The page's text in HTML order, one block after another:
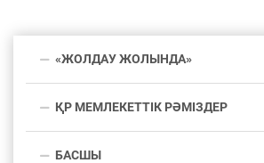
«ЖОЛДАУ ЖОЛЫНДА»
ҚР МЕМЛЕКЕТТІК РӘМІЗДЕР
БАСШЫ